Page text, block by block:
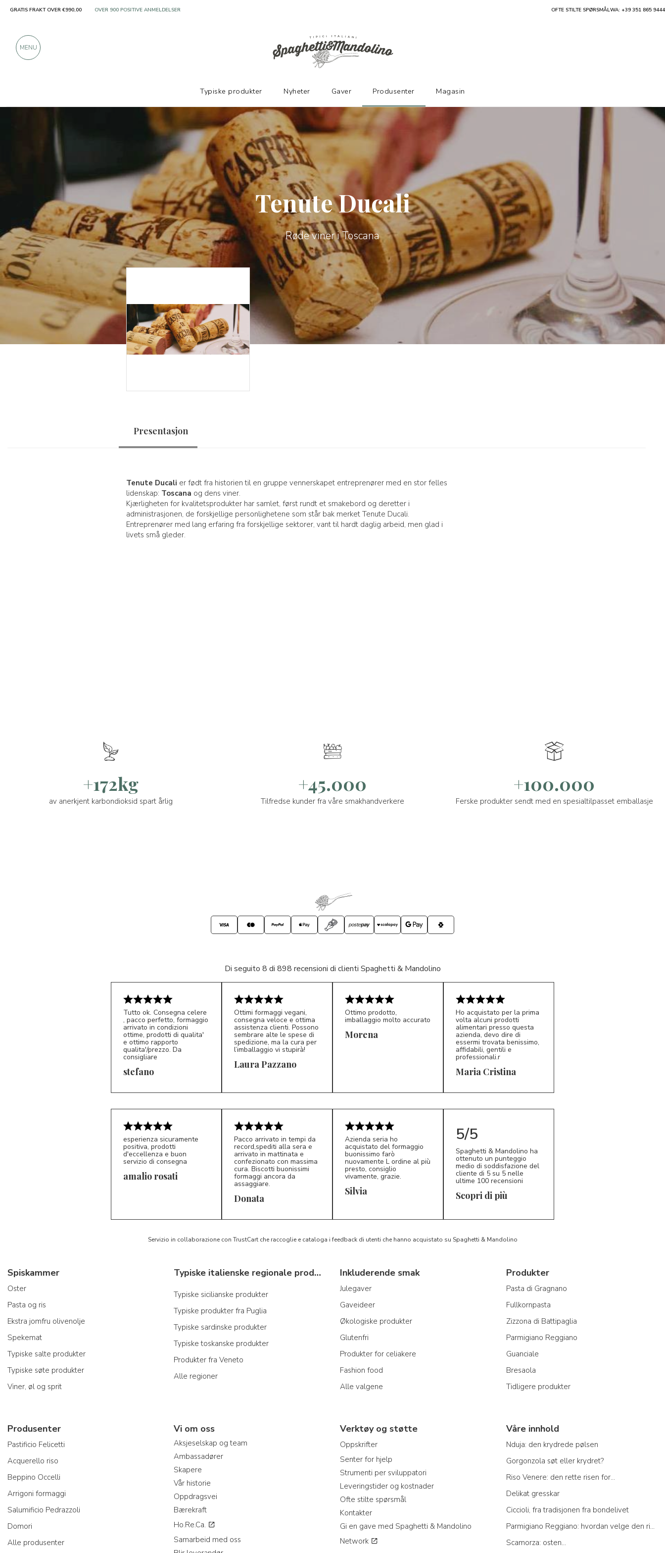
Tenute Ducali
Røde viner i Toscana
Presentasjon
Tenute Ducali er født fra historien til en gruppe vennerskapet entreprenører med en stor felles
lidenskap: Toscana og dens viner.
Kjærligheten for kvalitetsprodukter har samlet, først rundt et smakebord og deretter i
administrasjonen, de forskjellige personlighetene som står bak merket Tenute Ducali.
Entreprenører med lang erfaring fra forskjellige sektorer, vant til hardt daglig arbeid, men glad i
livets små gleder.
+172kg
av anerkjent karbondioksid spart årlig
+45.000
Tilfredse kunder fra våre smakhandverkere
+100.000
Ferske produkter sendt med en spesialtilpasset emballasje
Di seguito 8 di 898 recensioni di clienti Spaghetti & Mandolino
S*
Tutto ok. Consegna celere
, pacco perfetto, formaggio
arrivato in condizioni
ottime, prodotti di qualita'
e ottimo rapporto
qualita'/prezzo. Da
consigliare
stefano LP 5/5
Ottimi formaggi vegani,
consegna veloce e ottima
assistenza clienti. Possono
sembrare alte le spese di
spedizione, ma la cura per
l’imballaggio vi stupirà!
Laura Pazzano
Ottimo prodotto,
imballaggio molto accurato
Morena
MC 5/5
Ho acquistato per la prima
volta alcuni prodotti
alimentari presso questa
azienda, devo dire di
essermi trovata benissimo,
affidabili, gentili e
professionali.r
Maria Cristina
esperienza sicuramente
positiva, prodotti
d'eccellenza e buon
servizio di consegna
amalio rosati
D*
Pacco arrivato in tempi da
record,spediti alla sera e
arrivato in mattinata e
confezionato con massima
cura. Biscotti buonissimi
formaggi ancora da
assaggiare.
Donata S*
Azienda seria ho
acquistato del formaggio
buonissimo farò
nuovamente L ordine al più
presto, consiglio
vivamente, grazie.
Silvia
5/5
Spaghetti & Mandolino ha
ottenuto un punteggio
medio di soddisfazione del
cliente di 5 su 5 nelle
ultime 100 recensioni
Scopri di più
Servizio in collaborazione con TrustCart che raccoglie e cataloga i feedback di utenti che hanno acquistato su Spaghetti & Mandolino
Spiskammer
Oster
Pasta og ris
Ekstra jomfru olivenolje
Spekemat
Typiske salte produkter
Typiske søte produkter
Viner, øl og sprit
Typiske italienske regionale produkter
Typiske sicilianske produkter
Typiske produkter fra Puglia
Typiske sardinske produkter
Typiske toskanske produkter
Produkter fra Veneto
Alle regioner
Inkluderende smak
Julegaver
Gaveideer
Økologiske produkter
Glutenfri
Produkter for celiakere
Fashion food
Alle valgene
Produkter
Pasta di Gragnano
Fullkornpasta
Zizzona di Battipaglia
Parmigiano Reggiano
Guanciale
Bresaola
Tidligere produkter
Produsenter
Pastificio Felicetti
Acquerello riso
Beppino Occelli
Arrigoni formaggi
Salumificio Pedrazzoli
Domori
Alle produsenter
Vi om oss
Aksjeselskap og team
Ambassadører
Skapere
Vår historie
Oppdragsvei
Bærekraft
Ho.Re.Ca.
Samarbeid med oss
Verktøy og støtte
Oppskrifter
Senter for hjelp
Strumenti per sviluppatori
Leveringstider og kostnader
Ofte stilte spørsmål
Kontakter
Gi en gave med Spaghetti & Mandolino
Network
Våre innhold
Nduja: den krydrede pølsen
Gorgonzola søt eller krydret?
Riso Venere: den rette risen for...
Delikat gresskar
Ciccioli, fra tradisjonen fra bondelivet
Parmigiano Reggiano: hvordan velge den riktige
Scamorza: osten...
Produsenter Tenute Ducali
GRATIS FRAKT OVER €990,00 KUN PRODUKTER FRA FREMRAGENDE PRODUSENTER OFTE STILTE SPØRSMÅLWA: +39 351 865 9444
MENU
Typiske produkter Nyheter Gaver Produsenter Magasin